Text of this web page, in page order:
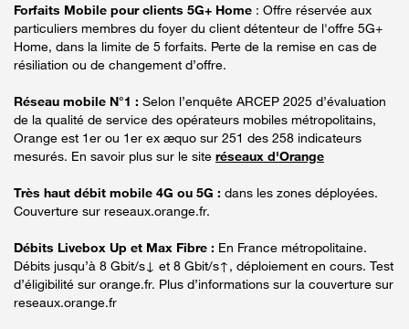
Forfaits Mobile pour clients 5G+ Home : Offre réservée aux
particuliers membres du foyer du client détenteur de l'offre 5G+
Home, dans la limite de 5 forfaits. Perte de la remise en cas de
résiliation ou de changement d’offre.
Réseau mobile N°1 : Selon l’enquête ARCEP 2025 d’évaluation
de la qualité de service des opérateurs mobiles métropolitains,
Orange est 1er ou 1er ex æquo sur 251 des 258 indicateurs
mesurés. En savoir plus sur le site réseaux d'Orange
Très haut débit mobile 4G ou 5G : dans les zones déployées.
Couverture sur reseaux.orange.fr.
Débits Livebox Up et Max Fibre : En France métropolitaine.
Débits jusqu’à 8 Gbit/s↓ et 8 Gbit/s↑, déploiement en cours. Test
d’éligibilité sur orange.fr. Plus d’informations sur la couverture sur
reseaux.orange.fr